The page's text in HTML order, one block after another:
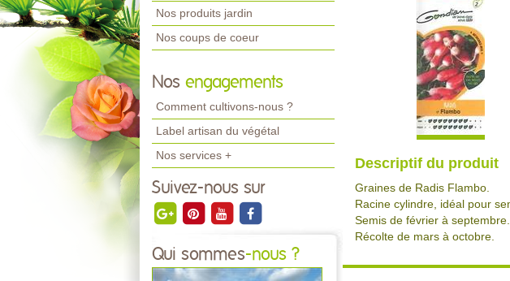
Nos produits jardin
Nos coups de coeur
Nos engagements
Comment cultivons-nous ?
Label artisan du végétal
Nos services +
Suivez-nous sur
Qui sommes-nous ?
Descriptif du produit
Graines de Radis Flambo.
Racine cylindre, idéal pour
Semis de février à septembre.
Récolte de mars à octobre.